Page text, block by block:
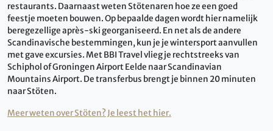
restaurants. Daarnaast weten Stötenaren hoe ze een goed
feestje moeten bouwen. Op bepaalde dagen wordt hier namelijk
beregezellige après-ski georganiseerd. En net als de andere
Scandinavische bestemmingen, kun je je wintersport aanvullen
met gave excursies. Met BBI Travel vlieg je rechtstreeks van
Schiphol of Groningen Airport Eelde naar Scandinavian
Mountains Airport. De transferbus brengt je binnen 20 minuten
naar Stöten.
Meer weten over Stöten? Je leest het hier.